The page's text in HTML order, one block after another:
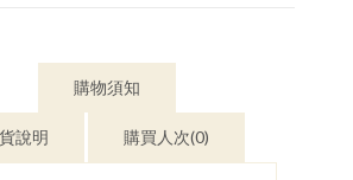
購物須知
說明 購買人次(0)